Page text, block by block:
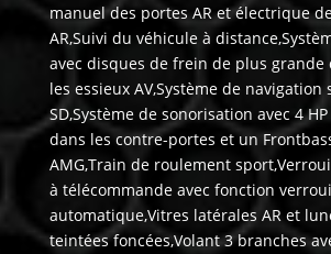
manuel des portes AR et électrique
AR,Suivi du véhicule à
avec disques de frein de plus
les essieux AV,Système de navigation
SD,Système de sonorisation avec 4
dans les contre-portes et un
AMG,Train de roulement
à télécommande avec fonction
automatique,Vitres latérales AR et
teintées foncées,Volant 3 branches